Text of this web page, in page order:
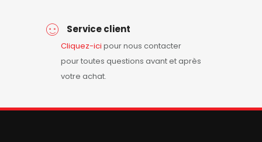
Service client
Cliquez-ici pour nous contacter
pour toutes questions avant et après
votre achat.